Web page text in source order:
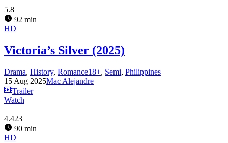
5.8
92 min
HD
Victoria’s Silver (2025)
Drama, History, Romance18+, Semi, Philippines
15 Aug 2025Mac Alejandre
Trailer
Watch
4.423
90 min
HD